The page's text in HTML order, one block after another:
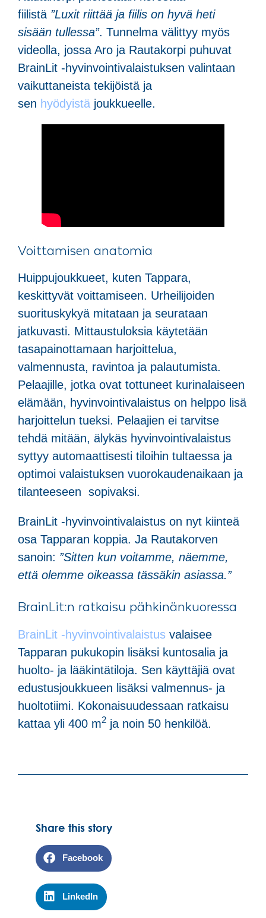
fiilistä ”Luxit riittää ja fiilis on hyvä heti
sisään tullessa”. Tunnelma välittyy myös
videolla, jossa Aro ja Rautakorpi puhuvat
BrainLit -hyvinvointivalaistuksen valintaan
vaikuttaneista tekijöistä ja
sen hyödyistä joukkueelle.
Voittamisen anatomia
Huippujoukkueet, kuten Tappara,
keskittyvät voittamiseen. Urheilijoiden
suorituskykyä mitataan ja seurataan
jatkuvasti. Mittaustuloksia käytetään
tasapainottamaan harjoittelua,
valmennusta, ravintoa ja palautumista.
Pelaajille, jotka ovat tottuneet kurinalaiseen
elämään, hyvinvointivalaistus on helppo lisä
harjoittelun tueksi. Pelaajien ei tarvitse
tehdä mitään, älykäs hyvinvointivalaistus
syttyy automaattisesti tiloihin tultaessa ja
optimoi valaistuksen vuorokaudenaikaan ja
tilanteeseen sopivaksi.
BrainLit -hyvinvointivalaistus on nyt kiinteä
osa Tapparan koppia. Ja Rautakorven
sanoin: ”Sitten kun voitamme, näemme,
että olemme oikeassa tässäkin asiassa.”
BrainLit:n ratkaisu pähkinänkuoressa
BrainLit -hyvinvointivalaistus valaisee
Tapparan pukukopin lisäksi kuntosalia ja
huolto- ja lääkintätiloja. Sen käyttäjiä ovat
edustusjoukkueen lisäksi valmennus- ja
huoltotiimi. Kokonaisuudessaan ratkaisu
kattaa yli 400 m2 ja noin 50 henkilöä.
Share this story
Facebook
LinkedIn